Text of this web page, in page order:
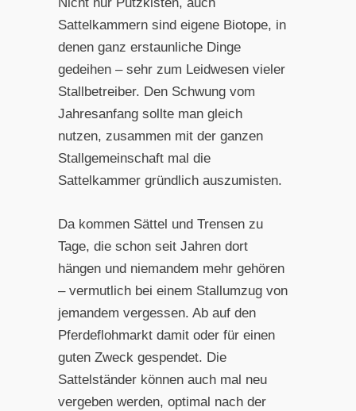
Sattelkammern sind eigene Biotope, in
denen ganz erstaunliche Dinge
gedeihen – sehr zum Leidwesen vieler
Stallbetreiber. Den Schwung vom
Jahresanfang sollte man gleich
nutzen, zusammen mit der ganzen
Stallgemeinschaft mal die
Sattelkammer gründlich auszumisten.
Da kommen Sättel und Trensen zu
Tage, die schon seit Jahren dort
hängen und niemandem mehr gehören
– vermutlich bei einem Stallumzug von
jemandem vergessen. Ab auf den
Pferdeflohmarkt damit oder für einen
guten Zweck gespendet. Die
Sattelständer können auch mal neu
vergeben werden, optimal nach der